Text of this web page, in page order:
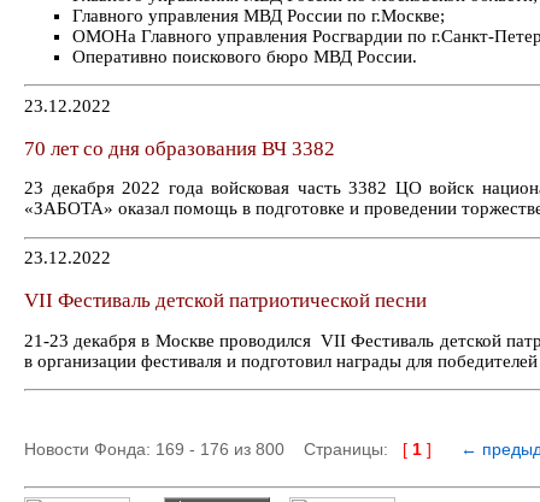
Главного управления МВД России по г.Москве;
ОМОНа Главного управления Росгвардии по г.Санкт-
Оперативно поискового бюро МВД России.
23.12.2022
70 лет со дня образования ВЧ 3382
23 декабря 2022 года войсковая часть 3382 ЦО войск
«ЗАБОТА» оказал помощь в подготовке и проведении
23.12.2022
VII Фестиваль детской патриотической песни
21-23 декабря в Москве проводился VII Фестиваль детской
в организации фестиваля и подготовил награды для
Новости Фонда: 169 - 176 из 800 Страницы: [ 1 ] ←